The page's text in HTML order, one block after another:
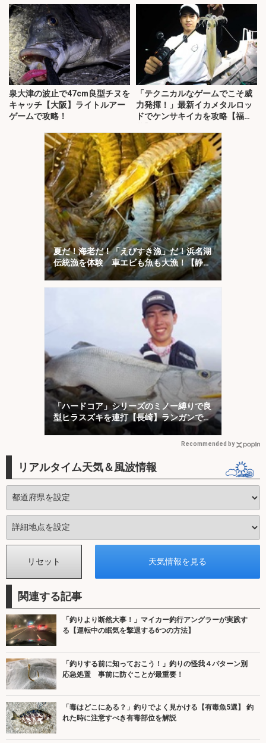
泉大津の波止で47cm良型チヌを
キャッチ【大阪】ライトルアー
ゲームで攻略！
「テクニカルなゲームでこそ威
力発揮！」最新イカメタルロッ
ドでケンサキイカを攻略【福
夏だ！海老だ！「えびすき漁」だ！浜名湖
伝統漁を体験 車エビも魚も大漁！【静
岡】
「ハードコア」シリーズのミノー縛りで良
型ヒラスズキを連打【長崎】ランガンでサ
ラシを攻略！
Recommended by
リアルタイム天気＆風波情報
関連する記事
「釣りより断然大事！」マイカー釣行アングラーが実践す
る【運転中の眠気を撃退する6つの方法】
「釣りする前に知っておこう！」釣りの怪我４パターン別
応急処置 事前に防ぐことが最重要！
「毒はどこにある？」釣りでよく見かける【有毒魚5選】 釣
れた時に注意すべき有毒部位を解説